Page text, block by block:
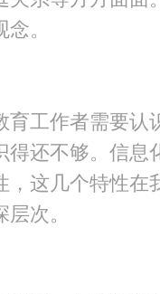
念。
育工作者需要认
得还不够。信息
，这几个特性在
层次。